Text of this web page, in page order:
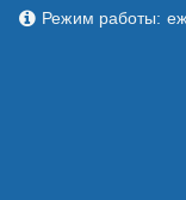
Режим работы: